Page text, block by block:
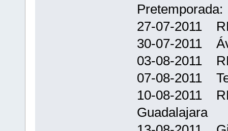
Pretemporada:
27-07-2011
30-07-2011
03-08-2011
07-08-2011
10-08-2011
Guadalajara